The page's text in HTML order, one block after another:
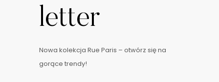
letter
Nowa kolekcja Rue Paris – otwórz się na
gorące trendy!